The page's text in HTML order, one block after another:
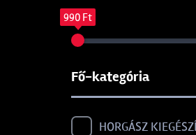
990 Ft
Fő-kategória
HORGÁSZ